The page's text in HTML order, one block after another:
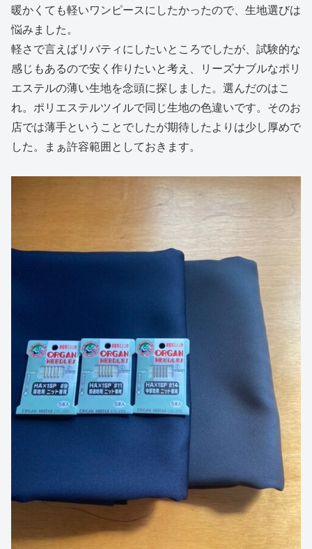
暖かくても軽いワンピースにしたかったので、生地選びは
悩みました。
軽さで言えばリバティにしたいところでしたが、試験的な
感じもあるので安く作りたいと考え、リーズナブルなポリ
エステルの薄い生地を念頭に探しました。選んだのはこ
れ。ポリエステルツイルで同じ生地の色違いです。そのお
店では薄手ということでしたが期待したよりは少し厚めで
した。まぁ許容範囲としておきます。